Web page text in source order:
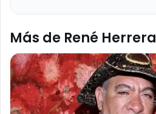
Más de René Herrera